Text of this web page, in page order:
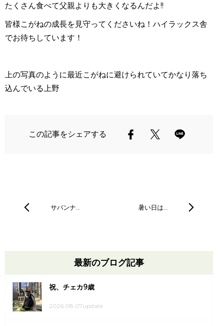
たくさん食べて父親よりも大きくなるんだよ!!
皆様こがねの成長を見守ってくださいね！ハイラックス舎
でお待ちしています！
上の写真のように最近こがねに避けられていてかなり落ち
込んでいる上野
この記事をシェアする
サバンナ… 暑い日は…
最新のブログ記事
祝、チェカ9歳
2026.08.07update